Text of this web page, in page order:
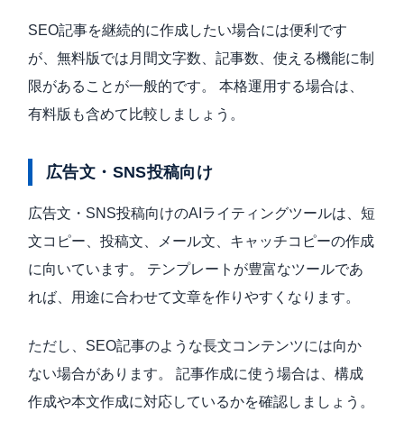
SEO記事を継続的に作成したい場合には便利です
が、無料版では月間文字数、記事数、使える機能に制
限があることが一般的です。 本格運用する場合は、
有料版も含めて比較しましょう。
広告文・SNS投稿向け
広告文・SNS投稿向けのAIライティングツールは、短
文コピー、投稿文、メール文、キャッチコピーの作成
に向いています。 テンプレートが豊富なツールであ
れば、用途に合わせて文章を作りやすくなります。
ただし、SEO記事のような長文コンテンツには向か
ない場合があります。 記事作成に使う場合は、構成
作成や本文作成に対応しているかを確認しましょう。